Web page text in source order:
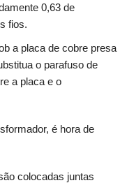
0,63 de
fios.
a placa de cobre presa
o parafuso de
a placa e o
é hora de
colocadas juntas